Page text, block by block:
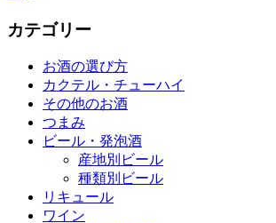
カテゴリー
お酒の選び方
カクテル・チューハイ
その他のお酒
つまみ
ビール・発泡酒
産地別ビール
種類別ビール
リキュール
ワイン